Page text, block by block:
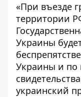
«При въезде
территории
Украины
Украины и по
украинский